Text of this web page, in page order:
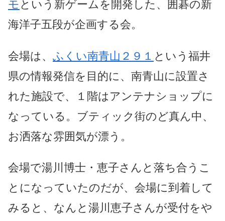
モ という新ゲームを開発した、囲碁の新
海洋子五段が企画する会。
会場は、 ふくい南青山２９１ という福井
県の情報発信を目的に、南青山に設置さ
れた施設で、１階はアンテナショップに
なっている。ブティック街のど真ん中、
お洒落な雰囲気が漂う。
会場で湯川博士・恵子さんと落ち合うこ
とになっていたのだが、会場に到着して
みると、なんと湯川恵子さんが受付をや